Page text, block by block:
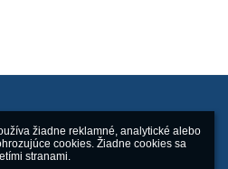
žiadne reklamné, analytické alebo
cookies. Žiadne cookies sa
stranami.